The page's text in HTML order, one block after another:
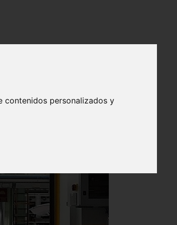
contenidos personalizados y